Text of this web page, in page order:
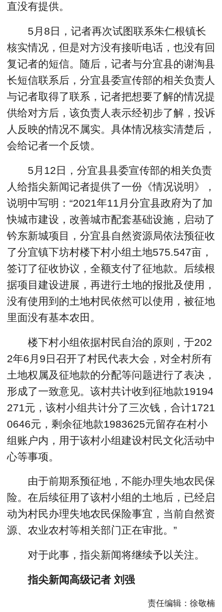
直没有提供。
5月8日，记者再次试图联系朱仁根镇长
核实情况，但是对方没有接听电话，也没有回
复记者的短信。随后，记者与分宜县的谢淘县
长短信联系后，分宜县委宣传部的相关负责人
与记者取得了联系，记者把想要了解的情况提
供给对方后，该负责人表示经初步了解，投诉
人反映的情况不属实。具体情况核实清楚后，
会给记者一个反馈。
5月12日，分宜县县委宣传部的相关负责
人给指尖新闻记者提供了一份《情况说明》，
说明中写明：“2021年11月分宜县政府为了加
快城市建设，改善城市配套基础设施，启动了
钤东新城项目，分宜县自然资源局依法预征收
了分宜镇下坊村楼下村小组土地575.547亩，
签订了征收协议，全额支付了征地款。后续根
据项目建设进展，再进行土地的报批及使用，
没有使用到的土地村民依然可以使用，被征地
里面没有基本农田。
楼下村小组依据村民自治的原则，于202
2年6月9日召开了村民代表大会，对全村所有
土地权属及征地款的分配等问题进行了表决，
形成了一致意见。该村共计收到征地款19194
271元，该村小组共计分了三次钱，合计1721
0646元，剩余征地款1983625元留存在村小
组账户内，用于该村小组建设村民文化活动中
心等事项。
由于前期系预征地，不能办理失地农民保
险。在后续征用了该村小组的土地后，已经启
动为村民办理失地农民保险事宜，当前自然资
源、农业农村等相关部门正在审批。”
对于此事，指尖新闻将继续予以关注。
指尖新闻高级记者 刘强
责任编辑：徐敬楠